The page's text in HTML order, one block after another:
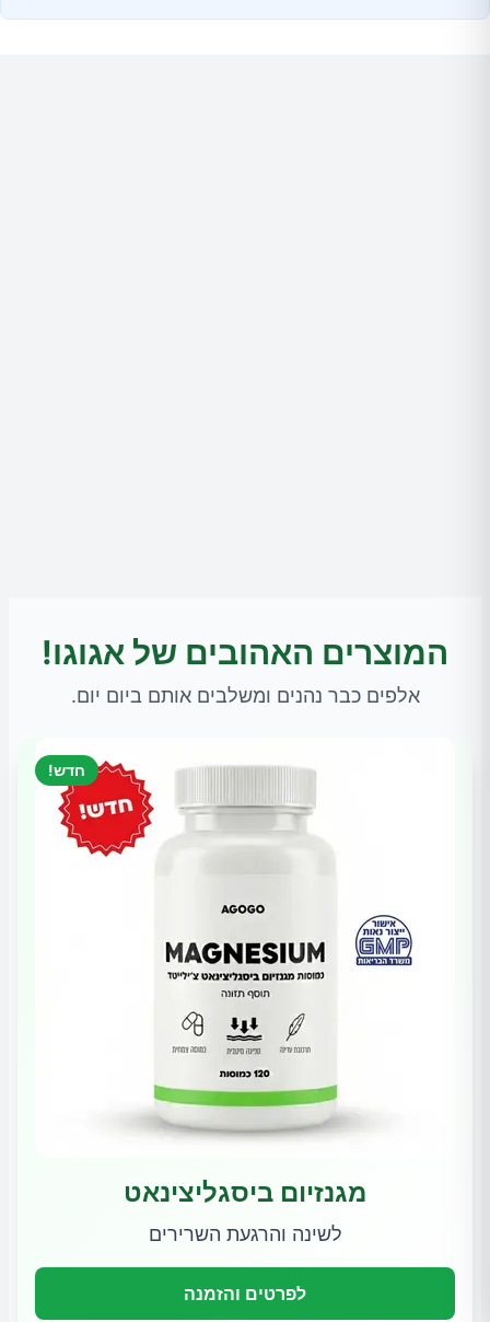
המוצרים האהובים של אגוגו!
אלפים כבר נהנים ומשלבים אותם ביום יום.
חדש!
מגנזיום ביסגליצינאט
לשינה והרגעת השרירים
לפרטים והזמנה